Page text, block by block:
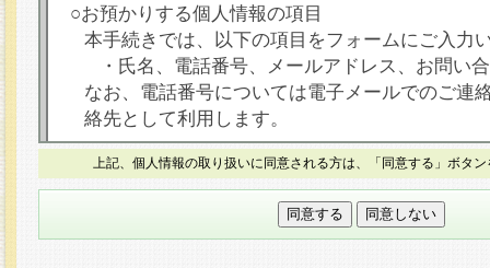
○お預かりする個人情報の項目
本手続きでは、以下の項目をフォームにご入力
・氏名、電話番号、メールアドレス、お問い
なお、電話番号については電子メールでのご連
絡先として利用します。
○本人が容易に認識できない方法による個人情報
本フォームでは、セッション管理のためCookie
○個人情報の第三者提供について
上記、個人情報の取り扱いに同意される方は、「同意する」ボタ